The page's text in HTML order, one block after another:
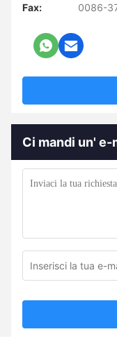
Fax:
0086-
Ci mandi un' e-